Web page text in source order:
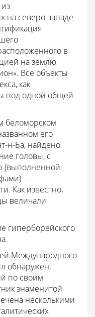
на северо-западе
в
на землю
Все объекты
как
под одной общей
беломорском
его
н-Ба, найдено
головы, с
(выполненной
—
Как известно,
величали
гиперборейского
Международного
обнаружен,
по своим
знаменитой
несколькими